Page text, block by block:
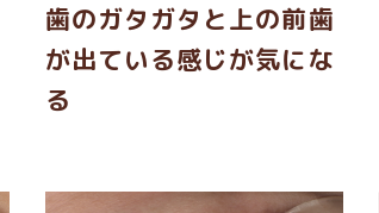
歯のガタガタと上の前歯
が出ている感じが気にな
る